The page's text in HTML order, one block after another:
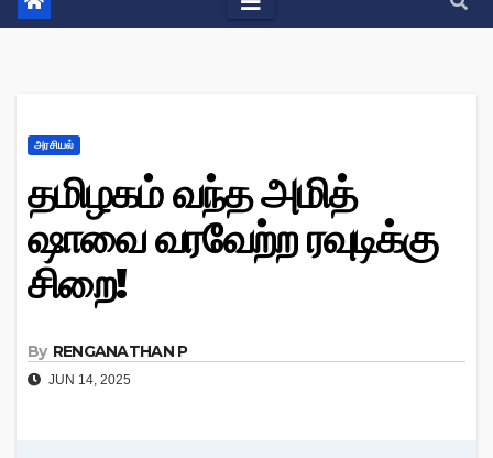
அரசியல்
தமிழகம் வந்த அமித்
ஷாவை வரவேற்ற ரவுடிக்கு
சிறை!
By RENGANATHAN P
JUN 14, 2025